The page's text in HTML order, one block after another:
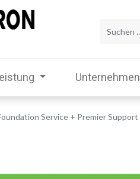
Unternehmen
Service + Premier Support